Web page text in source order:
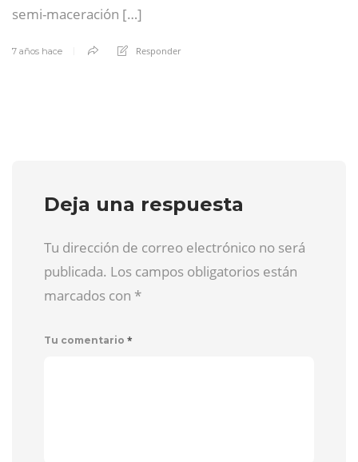
semi-maceración […]
7 años hace Responder
Deja una respuesta
Tu dirección de correo electrónico no será
publicada. Los campos obligatorios están
marcados con *
Tu comentario *